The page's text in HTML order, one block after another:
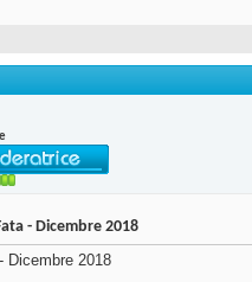
- Dicembre 2018
Dicembre 2018